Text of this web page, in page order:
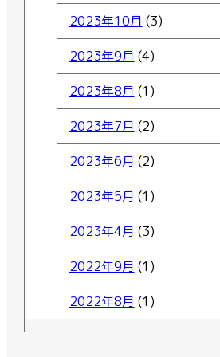
2023年10月 (3)
2023年9月 (4)
2023年8月 (1)
2023年7月 (2)
2023年6月 (2)
2023年5月 (1)
2023年4月 (3)
2022年9月 (1)
2022年8月 (1)